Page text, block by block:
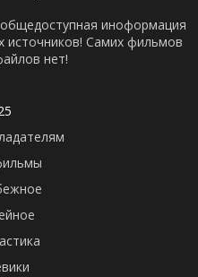
иноформация
источников! Самих фильмов
нет!